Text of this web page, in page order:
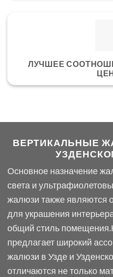
ЛУЧШЕЕ
ВЕРТИКАЛЬНЫЕ
Основное назначение
света и
жалюзи также являются
для украшения
общий стиль помещения.
предлагает широкий
жалюзи в Узде и
отличаются не только